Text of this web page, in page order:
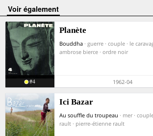
voir également
Planète
Bouddha · guerre · couple · le
ambrose bierce · ordre noir
#4 1962-04
Ici Bazar
Au souffle du troupeau · mer ·
rault · pierre-étienne rault